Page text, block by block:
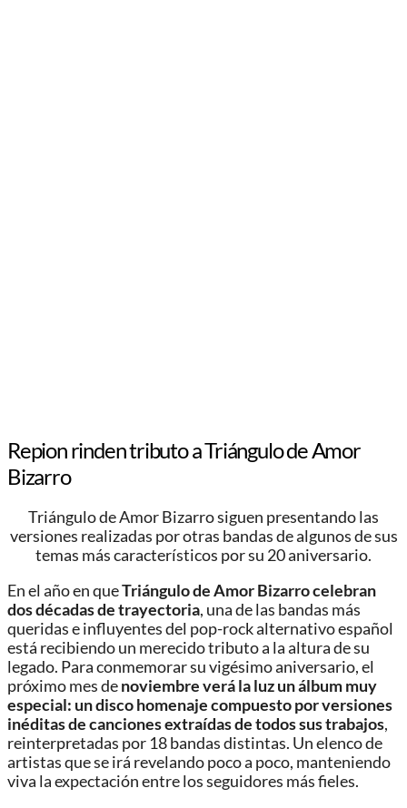
Repion rinden tributo a Triángulo de Amor
Bizarro
Triángulo de Amor Bizarro siguen presentando las
versiones realizadas por otras bandas de algunos de sus
temas más característicos por su 20 aniversario.
En el año en queTriángulo de Amor Bizarro celebran
dos décadas de trayectoria, una de las bandas más
queridas e influyentes del pop-rock alternativo español
está recibiendo un merecido tributo a la altura de su
legado. Para conmemorar su vigésimo aniversario, el
próximo mes denoviembre verá la luz un álbum muy
especial: un disco homenaje compuesto por versiones
inéditas de canciones extraídas de todos sus trabajos,
reinterpretadas por 18 bandas distintas. Un elenco de
artistas que se irá revelando poco a poco, manteniendo
viva la expectación entre los seguidores más fieles.